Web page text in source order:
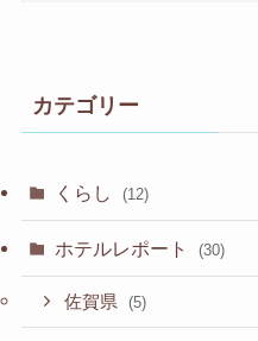
カテゴリー
くらし (12)
ホテルレポート (30)
佐賀県 (5)